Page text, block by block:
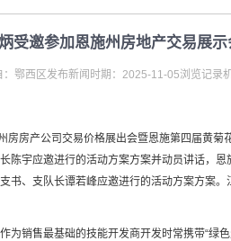
受邀参加恩施州房地产交易展
：鄂西区发布新闻时期：2025-11-05浏览记录
房房产公司交易价格展出会暨恩施第四届黄
陈宇应邀进行的活动方案方案并动员讲话，
书、支队长谭若峰应邀进行的活动方案方案
销售最基础的技能开发商开发时常携带“绿